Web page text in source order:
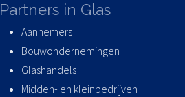
Partners in Glas
Aannemers
Bouwondernemingen
Glashandels
Midden- en kleinbedrijven